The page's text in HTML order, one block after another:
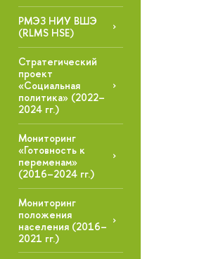
РМЭЗ НИУ ВШЭ
(RLMS HSE)
Стратегический
проект
«Социальная
политика» (2022–
2024 гг.)
Мониторинг
«Готовность к
переменам»
(2016–2024 гг.)
Мониторинг
положения
населения (2016–
2021 гг.)